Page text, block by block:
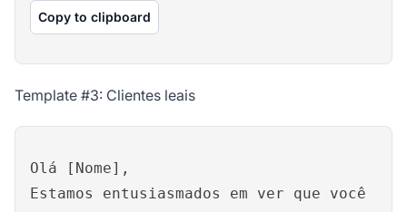
Copy to clipboard
Template #3: Clientes leais
Olá [Nome],
Estamos entusiasmados em ver que você